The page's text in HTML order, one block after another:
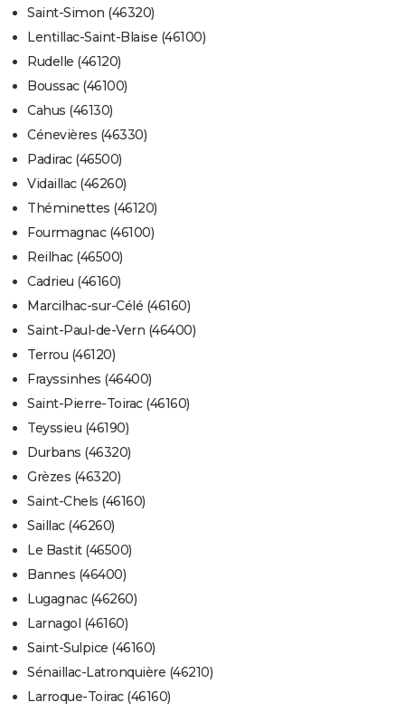
Saint-Simon (46320)
Lentillac-Saint-Blaise (46100)
Rudelle (46120)
Boussac (46100)
Cahus (46130)
Cénevières (46330)
Padirac (46500)
Vidaillac (46260)
Théminettes (46120)
Fourmagnac (46100)
Reilhac (46500)
Cadrieu (46160)
Marcilhac-sur-Célé (46160)
Saint-Paul-de-Vern (46400)
Terrou (46120)
Frayssinhes (46400)
Saint-Pierre-Toirac (46160)
Teyssieu (46190)
Durbans (46320)
Grèzes (46320)
Saint-Chels (46160)
Saillac (46260)
Le Bastit (46500)
Bannes (46400)
Lugagnac (46260)
Larnagol (46160)
Saint-Sulpice (46160)
Sénaillac-Latronquière (46210)
Larroque-Toirac (46160)